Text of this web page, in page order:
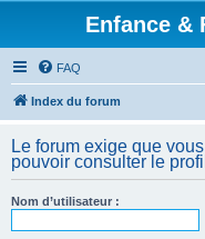
Enfance &
FAQ
Index du forum
Le forum exige que
pouvoir consulter le
Nom d’utilisateur :